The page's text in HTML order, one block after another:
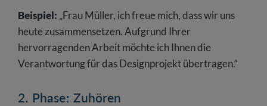
Beispiel: „Frau Müller, ich freue mich, dass wir uns
heute zusammensetzen. Aufgrund Ihrer
hervorragenden Arbeit möchte ich Ihnen die
Verantwortung für das Designprojekt übertragen.“
2. Phase: Zuhören